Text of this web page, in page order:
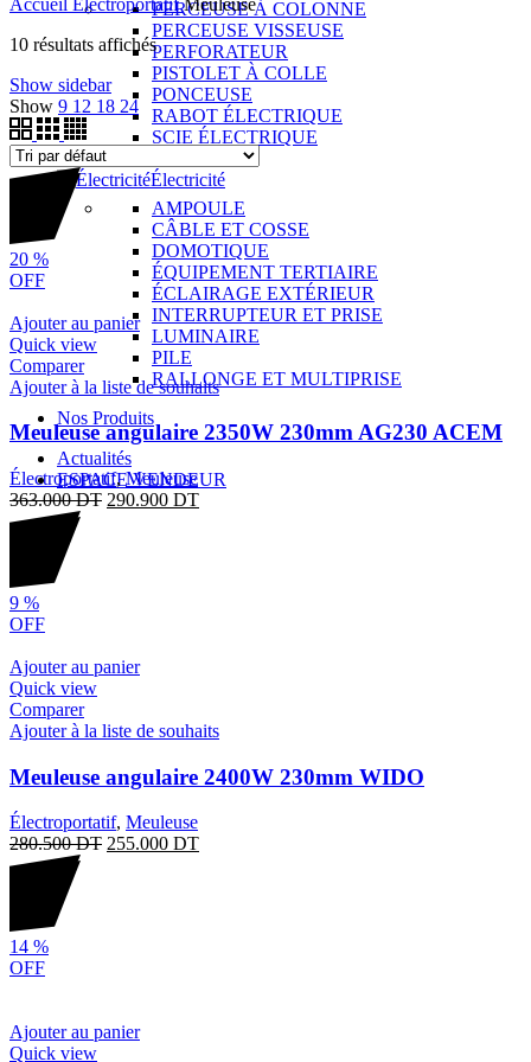
PERCEUSE À COLONNE
PERCEUSE VISSEUSE
PERFORATEUR
PISTOLET À COLLE
PONCEUSE
RABOT ÉLECTRIQUE
SCIE ÉLECTRIQUE
Électricité
AMPOULE
CÂBLE ET COSSE
DOMOTIQUE
ÉQUIPEMENT TERTIAIRE
ÉCLAIRAGE EXTÉRIEUR
INTERRUPTEUR ET PRISE
LUMINAIRE
PILE
RALLONGE ET MULTIPRISE
Nos Produits
Actualités
ESPACE VENDEUR
10 résultats affichés
Show sidebar
Show 9 12 18 24
20 %
OFF
Ajouter au panier
Quick view
Comparer
Ajouter à la liste de souhaits
Meuleuse angulaire 2350W 230mm AG230 ACEM
Électroportatif,Meuleuse
363.000DT 290.900 DT
9 %
OFF
Ajouter au panier
Quick view
Comparer
Ajouter à la liste de souhaits
Meuleuse angulaire 2400W 230mm WIDO
Électroportatif, Meuleuse
280.500DT 255.000 DT
14 %
OFF
Ajouter au panier
Quick view